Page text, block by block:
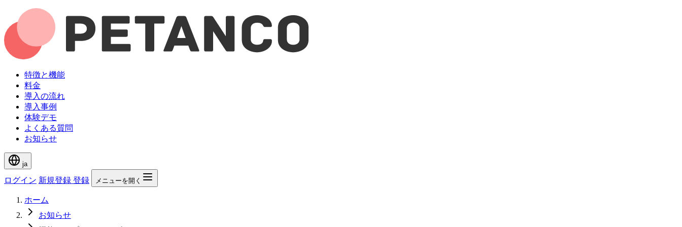
特徴と機能
料金
導入の流れ
導入事例
体験デモ
よくある質問
お知らせ
ja
ログイン 新規登録 登録 メニューを開く
ホーム
お知らせ